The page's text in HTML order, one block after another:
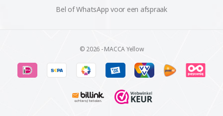
Bel of WhatsApp voor een afspraak
© 2026 - MACCA Yellow